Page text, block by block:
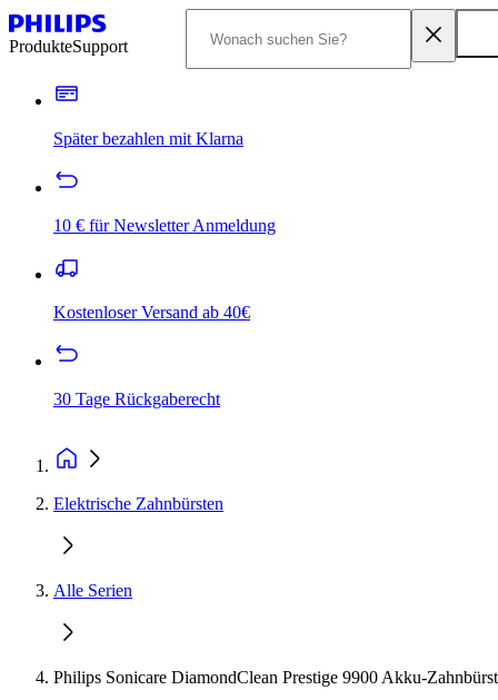
ProdukteSupport
Später bezahlen mit Klarna
10 € für Newsletter Anmeldung
Kostenloser Versand ab 40€
30 Tage Rückgaberecht
Elektrische Zahnbürsten
Alle Serien
Philips Sonicare DiamondClean Prestige 9900 Akku-